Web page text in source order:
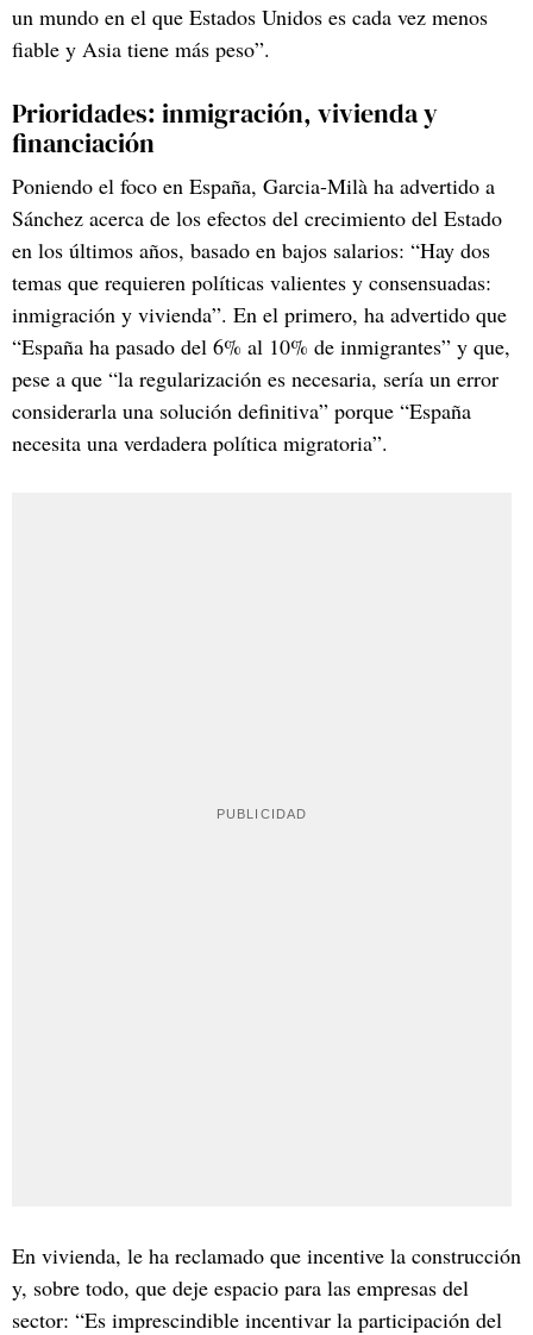
un mundo en el que Estados Unidos es cada vez menos
fiable y Asia tiene más peso”.
Prioridades: inmigración, vivienda y
financiación
Poniendo el foco en España, Garcia-Milà ha advertido a
Sánchez acerca de los efectos del crecimiento del Estado
en los últimos años, basado en bajos salarios: “Hay dos
temas que requieren políticas valientes y consensuadas:
inmigración y vivienda”. En el primero, ha advertido que
“España ha pasado del 6% al 10% de inmigrantes” y que,
pese a que “la regularización es necesaria, sería un error
considerarla una solución definitiva” porque “España
necesita una verdadera política migratoria”.
En vivienda, le ha reclamado que incentive la construcción
y, sobre todo, que deje espacio para las empresas del
sector: “Es imprescindible incentivar la participación del